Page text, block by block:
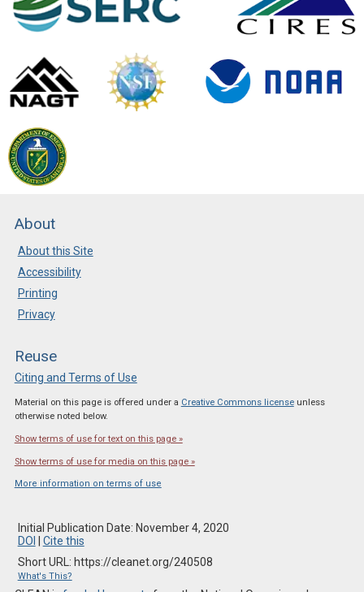
About
About this Site
Accessibility
Printing
Privacy
Reuse
Citing and Terms of Use
Material on this page is offered under a Creative Commons licenseunless
otherwise noted below.
Show terms of use for text on this page »
Show terms of use for media on this page »
More information on terms of use
Initial Publication Date: November 4, 2020
DOI
Cite this
Short URL: https://cleanet.org/240508
What's This?